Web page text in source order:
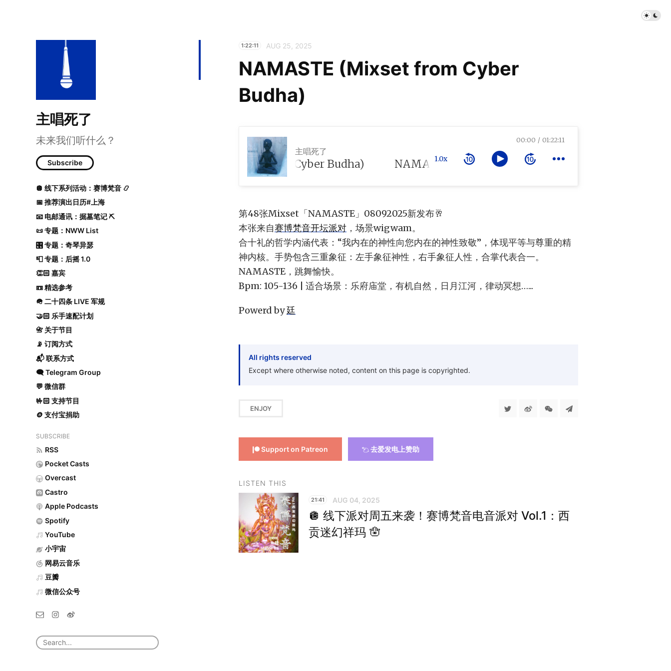
主唱死了
未来我们听什么？
Subscribe
🪩 线下系列活动：赛博梵音 📿
📅 推荐演出日历#上海
📧 电邮通讯：掘墓笔记 ⛏️
📜 专题：NWW List
🎛️ 专题：奇琴异瑟
📮 专题：后摇 1.0
👏🏻 嘉宾
📼 精选参考
🪖 二十四条 LIVE 军规
🤝🏻 乐手速配计划
📇 关于节目
📡 订阅方式
📬 联系方式
🗨️ Telegram Group
💬 微信群
🤟🏻 支持节目
🪙 支付宝捐助
SUBSCRIBE
RSS
Pocket Casts
Overcast
Castro
Apple Podcasts
Spotify
YouTube
小宇宙
网易云音乐
豆瓣
微信公众号
1:22:11 AUG 25, 2025
NAMASTE (Mixset from Cyber
Budha)
主唱死了
NAMASTE (Mixset from Cyber Budha) 1.0x
00:00 01:22:11
第48张Mixset「NAMASTE」08092025新发布🥂
本张来自赛博梵音开坛派对 ，场景wigwam。
合十礼的哲学内涵代表：“我内在的神性向您内在的神性致敬”，体现平等与尊重的精
神内核。手势包含三重象征：左手象征神性，右手象征人性，合掌代表合一。
NAMASTE，跳舞愉快。
Bpm: 105-136 | 适合场景：乐府庙堂，有机自然，日月江河，律动冥想…...
Powerd by廷
All rights reserved
Except where otherwise noted, content on this page is copyrighted.
ENJOY
Support on Patreon 去爱发电上赞助
LISTEN THIS
21:41 AUG 04, 2025
🪩 线下派对周五来袭！赛博梵音电音派对 Vol.1：西
贡迷幻祥玛 🪬